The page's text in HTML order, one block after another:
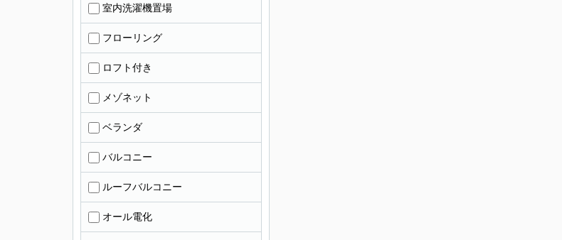
室内洗濯機置場
フローリング
ロフト付き
メゾネット
ベランダ
バルコニー
ルーフバルコニー
オール電化